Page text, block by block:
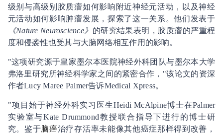
级别与高级别胶质瘤如何影响附近神经元活动，以及神经
元活动如何影响肿瘤发展，探索了这一关系。他们发表于
《Nature Neuroscience》 的研究结果表明，胶质瘤的严重程
度和侵袭性也受其与大脑网络相互作用的影响。
"这项研究源于皇家墨尔本医院神经外科团队与墨尔本大学
弗洛里研究所神经科学家之间的紧密合作，"该论文的资深
作者Lucy Maree Palmer告诉Medical Xpress。
"项目始于神经外科实习医生Heidi McAlpine博士在Palmer
实验室与Kate Drummond教授联合指导下进行的博士研
究。鉴于脑癌治疗存活率未能像其他癌症那样得到改善，